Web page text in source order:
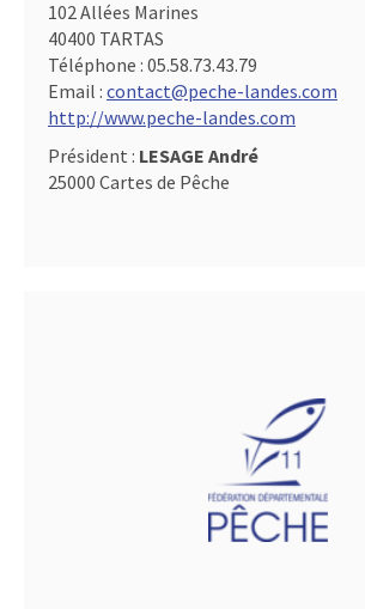
102 Allées Marines
40400 TARTAS
Téléphone : 05.58.73.43.79
Email : contact@peche-landes.com
http://www.peche-landes.com
Président : LESAGE André
25000 Cartes de Pêche